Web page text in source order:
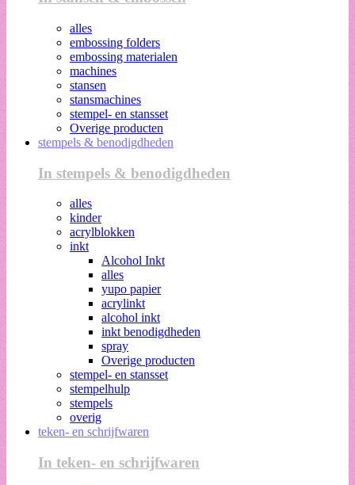
alles
embossing folders
embossing materialen
machines
stansen
stansmachines
stempel- en stansset
Overige producten
stempels & benodigdheden
In stempels & benodigdheden
alles
kinder
acrylblokken
inkt
Alcohol Inkt
alles
yupo papier
acrylinkt
alcohol inkt
inkt benodigdheden
spray
Overige producten
stempel- en stansset
stempelhulp
stempels
overig
teken- en schrijfwaren
In teken- en schrijfwaren